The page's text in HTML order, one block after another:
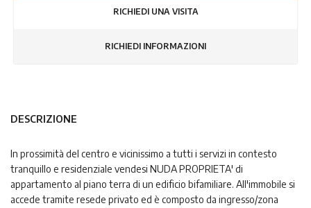
RICHIEDI UNA VISITA
RICHIEDI INFORMAZIONI
DESCRIZIONE
In prossimità del centro e vicinissimo a tutti i servizi in contesto
tranquillo e residenziale vendesi NUDA PROPRIETA' di
appartamento al piano terra di un edificio bifamiliare. All'immobile si
accede tramite resede privato ed è composto da ingresso/zona